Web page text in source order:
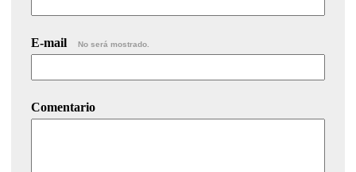
E-mail No será mostrado.
Comentario